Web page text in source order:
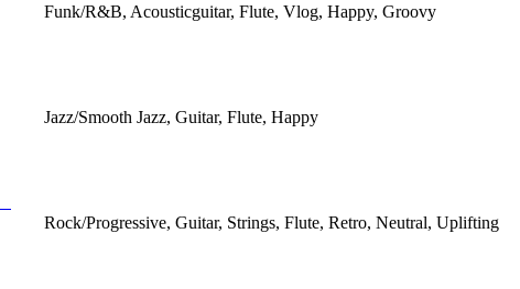
Funk/R&B, Acousticguitar, Flute, Vlog, Happy, Groovy
Jazz/Smooth Jazz, Guitar, Flute, Happy
Rock/Progressive, Guitar, Strings, Flute, Retro, Neutral, Uplifting